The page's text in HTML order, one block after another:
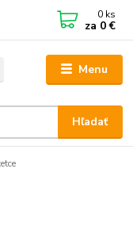
Menu
Hľadať
0 ks
za 0 €